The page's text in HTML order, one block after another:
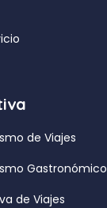
de Viajes
Gastronómico
de Viajes